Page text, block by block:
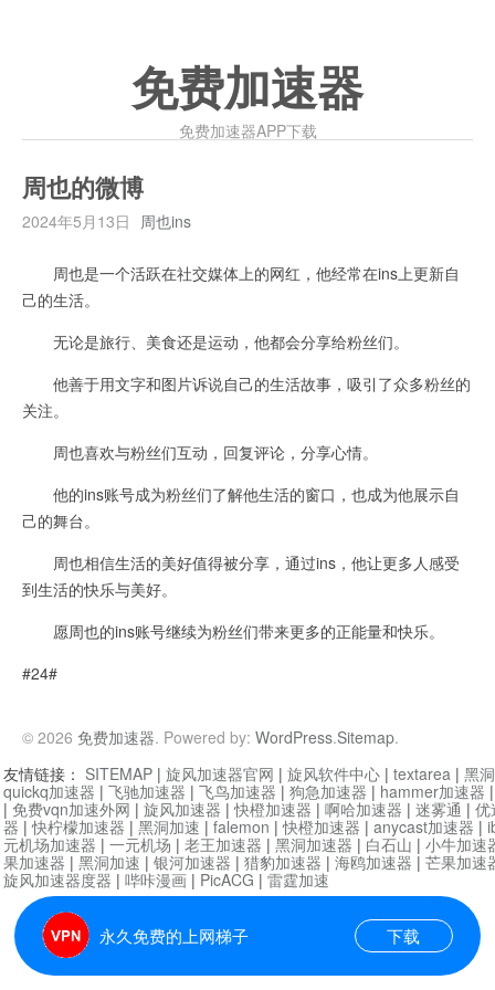
免费加速器
免费加速器APP下载
周也的微博
2024年5月13日 周也ins
周也是一个活跃在社交媒体上的网红，他经常在ins上更新自
己的生活。
无论是旅行、美食还是运动，他都会分享给粉丝们。
他善于用文字和图片诉说自己的生活故事，吸引了众多粉丝的
关注。
周也喜欢与粉丝们互动，回复评论，分享心情。
他的ins账号成为粉丝们了解他生活的窗口，也成为他展示自
己的舞台。
周也相信生活的美好值得被分享，通过ins，他让更多人感受
到生活的快乐与美好。
愿周也的ins账号继续为粉丝们带来更多的正能量和快乐。
#24#
© 2026 免费加速器. Powered by: WordPress.Sitemap.
永久免费的上网梯子 下载
友情链接： SITEMAP | 旋风加速器官网 | 旋风软件中心 | textarea | 黑
quickq加速器 | 飞驰加速器 | 飞鸟加速器 | 狗急加速器 | hammer加速器
| 免费vqn加速外网 | 旋风加速器 |快橙加速器 | 啊哈加速器 | 迷雾通 | 优
器 |快柠檬加速器 | 黑洞加速 | falemon |快橙加速器 | anycast加速器 |
元机场加速器 | 一元机场 | 老王加速器 | 黑洞加速器 | 白石山 | 小牛加速
果加速器 | 黑洞加速 | 银河加速器 | 猎豹加速器 | 海鸥加速器 | 芒果加速
旋风加速器度器 | 哔咔漫画 | PicACG | 雷霆加速